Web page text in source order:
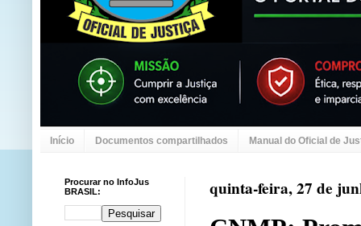
Início Documentos compartilhados Manual do Oficial de
quinta-feira, 27 de
Procurar no InfoJus
BRASIL: